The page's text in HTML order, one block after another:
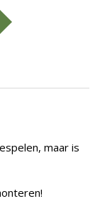
maar is